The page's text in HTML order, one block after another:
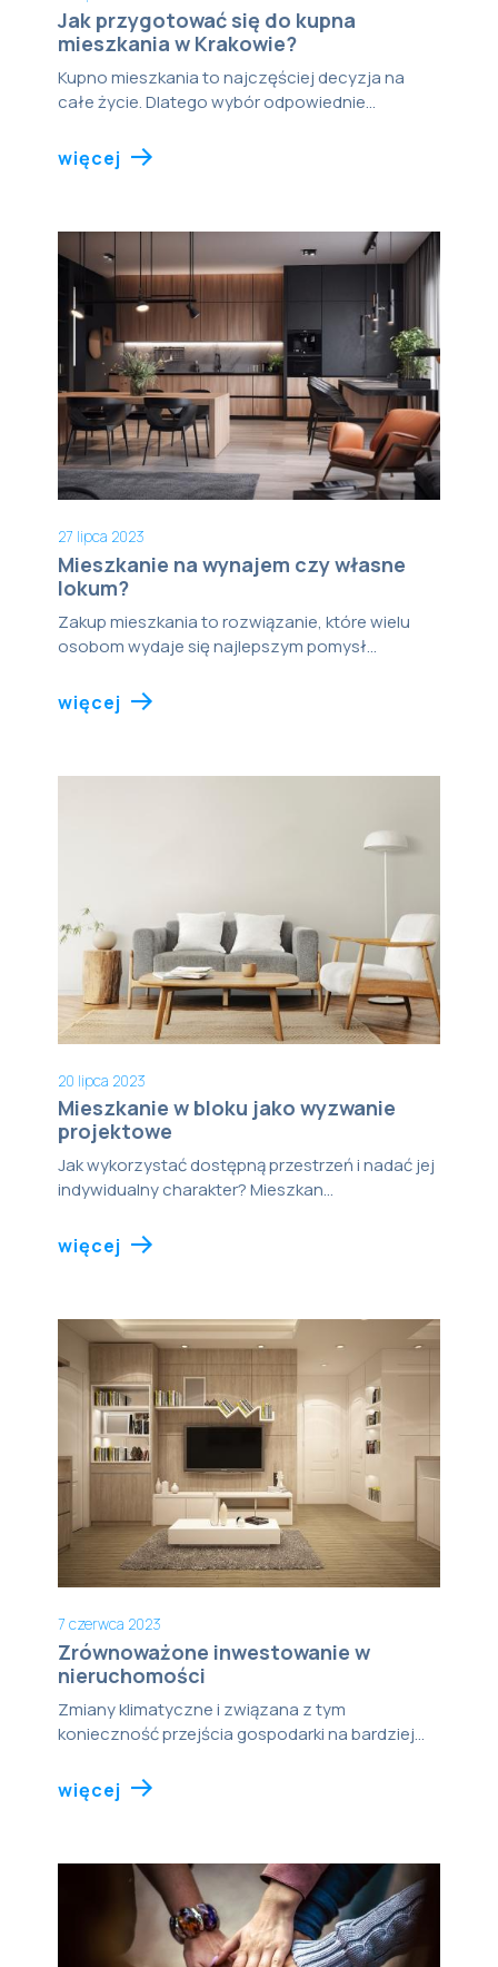
Jak przygotować się do kupna
mieszkania w Krakowie?
Kupno mieszkania to najczęściej decyzja na
całe życie. Dlatego wybór odpowiednie...
więcej
27 lipca 2023
Mieszkanie na wynajem czy własne
lokum?
Zakup mieszkania to rozwiązanie, które wielu
osobom wydaje się najlepszym pomysł...
więcej
20 lipca 2023
Mieszkanie w bloku jako wyzwanie
projektowe
Jak wykorzystać dostępną przestrzeń i nadać jej
indywidualny charakter? Mieszkan...
więcej
7 czerwca 2023
Zrównoważone inwestowanie w
nieruchomości
Zmiany klimatyczne i związana z tym
konieczność przejścia gospodarki na bardziej...
więcej